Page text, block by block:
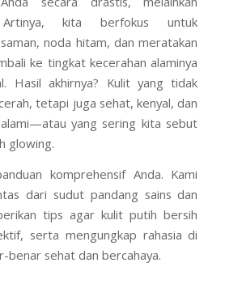
setuju bahwa tujuan yang lebih
bukanlah mengubah
secara drastis, melainkan
Artinya, kita berfokus untuk
noda hitam, dan meratakan
ke tingkat kecerahan alaminya
Hasil akhirnya? Kulit yang tidak
tetapi juga sehat, kenyal, dan
alami—atau yang sering kita sebut
komprehensif Anda. Kami
dari sudut pandang sains dan
tips agar kulit putih bersih